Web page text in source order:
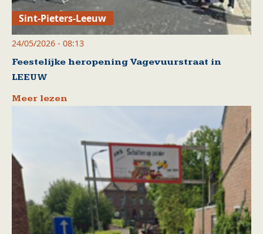
Sint-Pieters-Leeuw
24/05/2026 - 08:13
Feestelijke heropening Vagevuurstraat in
LEEUW
Meer lezen